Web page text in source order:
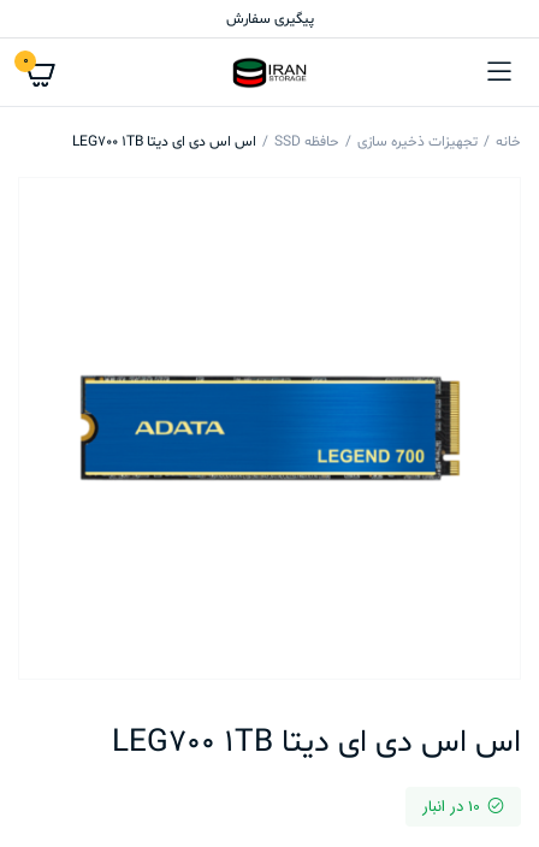
پیگیری سفارش
0
خانه تجهیزات ذخیره سازی حافظه SSD اس اس دی ای دیتا LEG700 1TB
اس اس دی ای دیتا LEG700 1TB
10 در انبار